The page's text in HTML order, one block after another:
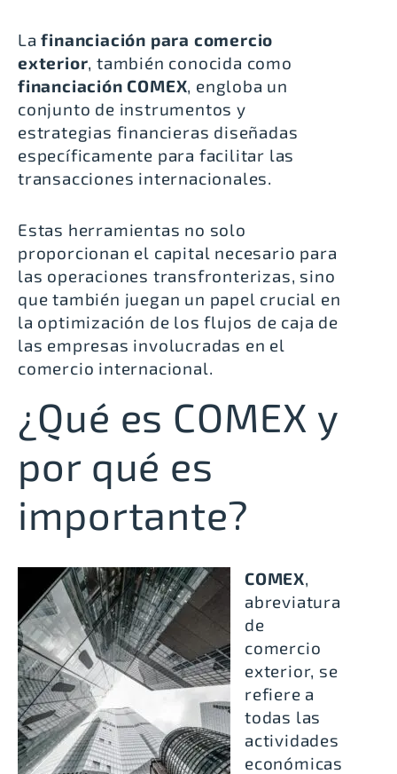
La financiación para comercio
exterior, también conocida como
financiación COMEX, engloba un
conjunto de instrumentos y
estrategias financieras diseñadas
específicamente para facilitar las
transacciones internacionales.
Estas herramientas no solo
proporcionan el capital necesario para
las operaciones transfronterizas, sino
que también juegan un papel crucial en
la optimización de los flujos de caja de
las empresas involucradas en el
comercio internacional.
¿Qué es COMEX y
por qué es
importante?
COMEX,
abreviatura
de
comercio
exterior, se
refiere a
todas las
actividades
económicas